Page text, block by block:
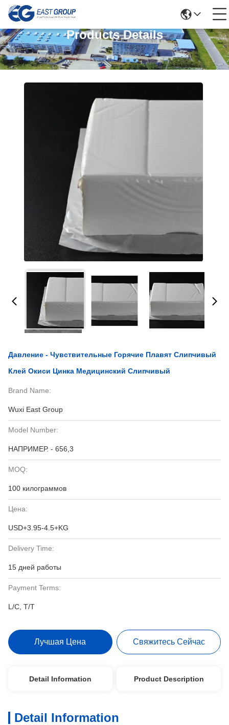
Products Details
Давление - Чувствительные Горячие Плавят Слипчивый
Клей Окиси Цинка Медицинский Слипчивый
Brand Name:
Wuxi East Group
Model Number:
НАПРИМЕР. - 656,3
MOQ:
100 килограммов
Цена:
USD+3.95-4.5+KG
Delivery Time:
15 дней работы
Payment Terms:
L/C, T/T
Лучшая Цена Свяжитесь Сейчас
Detail Information Product Description
Detail Information